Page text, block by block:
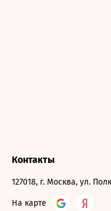
Контакты
127018, г. Москва, ул.
На карте